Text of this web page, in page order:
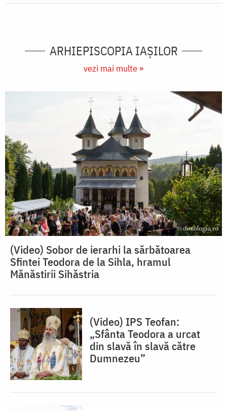
ARHIEPISCOPIA IAŞILOR
vezi mai multe »
(Video) Sobor de ierarhi la sărbătoarea
Sfintei Teodora de la Sihla, hramul
Mănăstirii Sihăstria
(Video) IPS Teofan:
„Sfânta Teodora a urcat
din slavă în slavă către
Dumnezeu”